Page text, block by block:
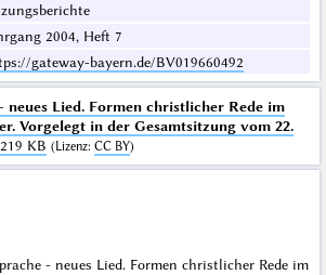
2004, Heft 7
gateway-bayern.de/BV019660492
neues Lied. Formen christlicher Rede im
Vorgelegt in der Gesamtsitzung vom 22.
KB (Lizenz: CC BY)
- neues Lied. Formen christlicher Rede im